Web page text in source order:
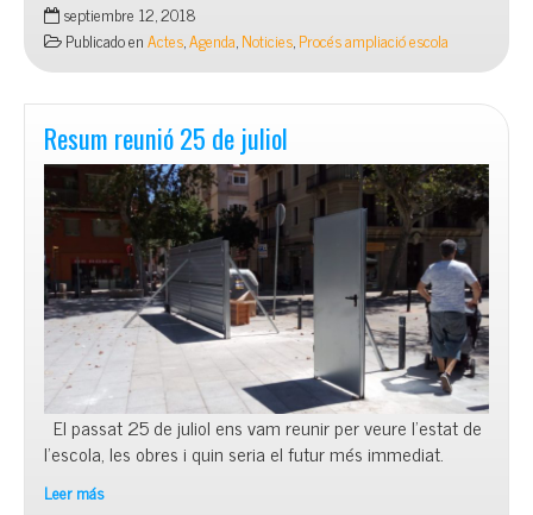
darrers
comunicats
septiembre 12, 2018
Publicado enActes,Agenda,Noticies,Procés ampliació escola
Resum reunió 25 de juliol
El passat 25 de juliol ens vam reunir per veure l’estat de
l’escola, les obres i quin seria el futur més immediat.
Leer más